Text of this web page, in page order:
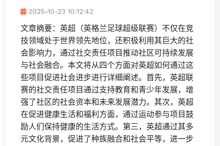
2025-10-23 10:12:42
文章摘要：英超（英格兰足球超级联赛）不仅在竞
技领域处于世界领先地位，还积极利用其巨大的社
会影响力，通过社交责任项目推动社区可持续发展
与社会融合。本文将从四个方面对英超如何通过这
些项目促进社会进步进行详细阐述。首先，英超联
赛的社交责任项目通过支持教育和青少年发展，增
强了社区的社会资本和未来发展潜力。其次，英超
在促进健康生活和福利方面，通过运动参与项目鼓
励人们保持健康的生活方式。第三，英超通过其多
元文化背景，促进了种族融合和社会平等，进一步